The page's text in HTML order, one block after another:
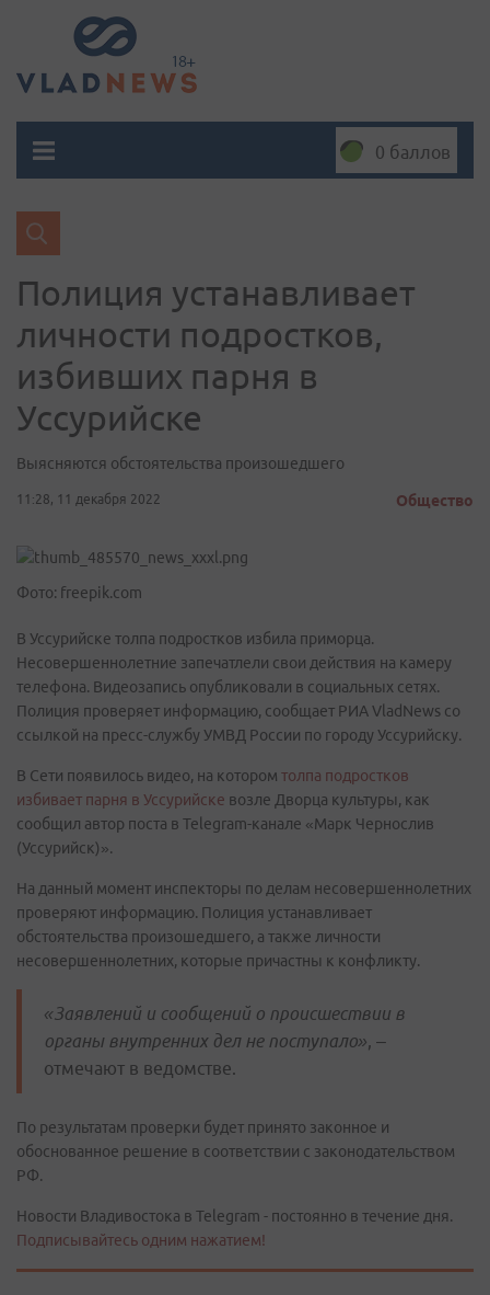
0 баллов
Полиция устанавливает
личности подростков,
избивших парня в
Уссурийске
Выясняются обстоятельства произошедшего
11:28, 11 декабря 2022 Общество
Фото: freepik.com
В Уссурийске толпа подростков избила приморца.
Несовершеннолетние запечатлели свои действия на камеру
телефона. Видеозапись опубликовали в социальных сетях.
Полиция проверяет информацию, сообщает РИА VladNews со
ссылкой на пресс-службу УМВД России по городу Уссурийску.
В Сети появилось видео, на котором толпа подростков
избивает парня в Уссурийске возле Дворца культуры, как
сообщил автор поста в Telegram-канале «Марк Чернослив
(Уссурийск)».
На данный момент инспекторы по делам несовершеннолетних
проверяют информацию. Полиция устанавливает
обстоятельства произошедшего, а также личности
несовершеннолетних, которые причастны к конфликту.
«Заявлений и сообщений о происшествии в
органы внутренних дел не поступало», –
отмечают в ведомстве.
По результатам проверки будет принято законное и
обоснованное решение в соответствии с законодательством
РФ.
Новости Владивостока в Telegram - постоянно в течение дня.
Подписывайтесь одним нажатием!